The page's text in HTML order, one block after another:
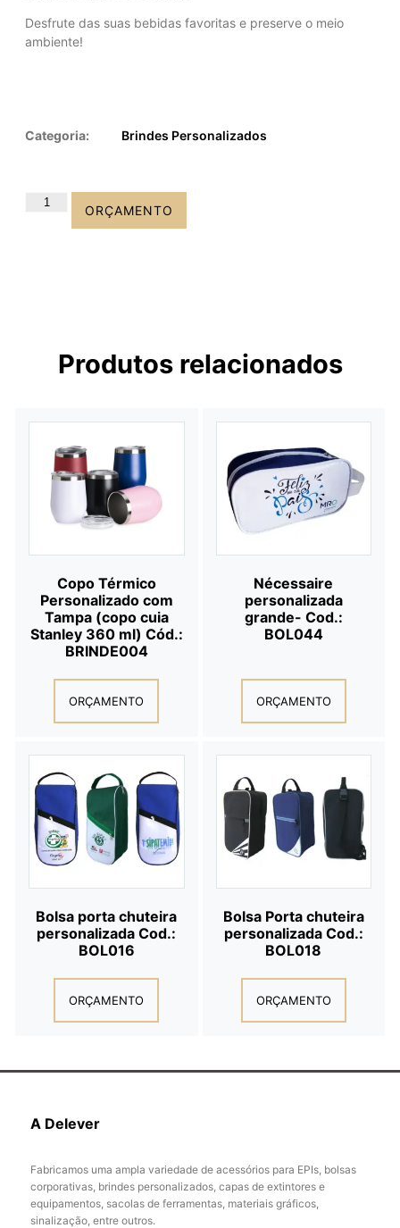
Desfrute das suas bebidas favoritas e preserve o meio
ambiente!
Categoria: Brindes Personalizados
ORÇAMENTO
Produtos relacionados
Copo Térmico
Personalizado com
Tampa (copo cuia
Stanley 360 ml) Cód.:
BRINDE004
ORÇAMENTO
Nécessaire
personalizada
grande- Cod.:
BOL044
ORÇAMENTO
Bolsa porta chuteira
personalizada Cod.:
BOL016
ORÇAMENTO
Bolsa Porta chuteira
personalizada Cod.:
BOL018
ORÇAMENTO
A Delever
Fabricamos uma ampla variedade de acessórios para EPIs, bolsas
corporativas, brindes personalizados, capas de extintores e
equipamentos, sacolas de ferramentas, materiais gráficos,
sinalização, entre outros.